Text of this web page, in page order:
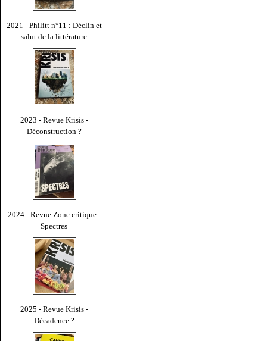
2021 - Philitt n°11 : Déclin et
salut de la littérature
2023 - Revue Krisis -
Déconstruction ?
2024 - Revue Zone critique -
Spectres
2025 - Revue Krisis -
Décadence ?